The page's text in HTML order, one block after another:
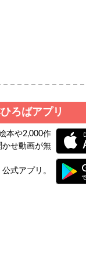
ろばアプリ
本や2,000作
かせ動画が無
式アプリ。